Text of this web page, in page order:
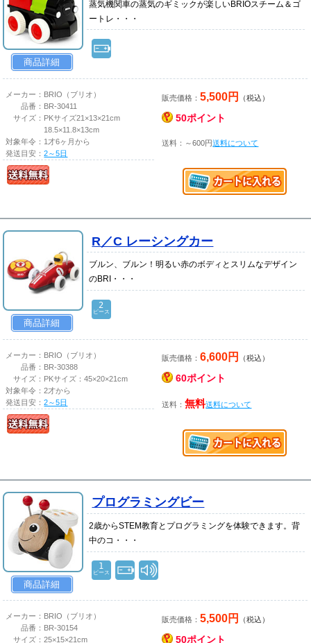
商品詳細
蒸気機関車の蒸気のギミックが楽しいBRIOスチーム＆ゴ
ートレ・・・
メーカー： BRIO（ブリオ）
品番： BR-30411
サイズ： PKサイズ21×13×21cm
18.5×11.8×13cm
対象年令： 1才6ヶ月から
発送目安：2～5日
販売価格：5,500円 （税込）
50ポイント
送料：～600円送料について
商品詳細
R／C レーシングカー
ブルン、ブルン！明るい赤のボディとスリムなデザイン
のBRI・・・
2
ピース
メーカー： BRIO（ブリオ）
品番： BR-30388
サイズ： PKサイズ：45×20×21cm
対象年令：2才から
発送目安：2～5日
販売価格：6,600円 （税込）
60ポイント
送料：無料送料について
商品詳細
プログラミングビー
2歳からSTEM教育とプログラミングを体験できます。背
中のコ・・・
1
ピース
メーカー： BRIO（ブリオ）
品番： BR-30154
サイズ：25×15×21cm
販売価格：5,500円 （税込）
50ポイント